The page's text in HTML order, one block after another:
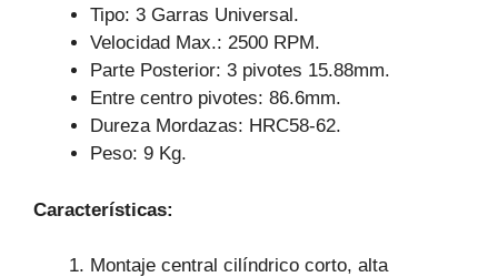
Tipo: 3 Garras Universal.
Velocidad Max.: 2500 RPM.
Parte Posterior: 3 pivotes 15.88mm.
Entre centro pivotes: 86.6mm.
Dureza Mordazas: HRC58-62.
Peso: 9 Kg.
Características:
Montaje central cilíndrico corto, alta